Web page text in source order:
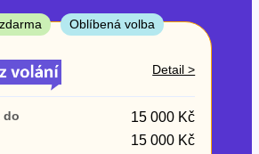
Oblíbená volba
Detail >
do 15 000 Kč
15 000 Kč